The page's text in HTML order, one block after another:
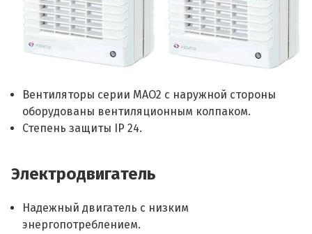
Вентиляторы серии МАО2 с наружной стороны
оборудованы вентиляционным колпаком.
Степень защиты IP 24.
Электродвигатель
Надежный двигатель с низким
энергопотреблением.